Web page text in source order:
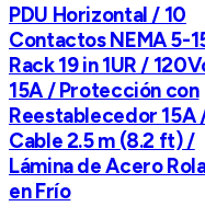
PDU Horizontal / 10
Contactos NEMA 5-
Rack 19 in 1UR /
15A / Protección con
Reestablecedor 15A
Cable 2.5 m (8.2 ft) /
Lámina de Acero
en Frío